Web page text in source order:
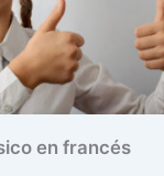
en francés